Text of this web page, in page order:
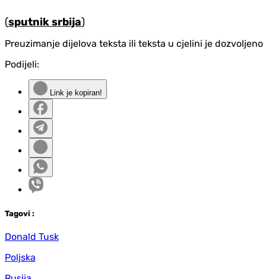
(sputnik srbija)
Preuzimanje dijelova teksta ili teksta u cjelini je
Podijeli:
Link je kopiran!
Tagovi :
Donald Tusk
Poljska